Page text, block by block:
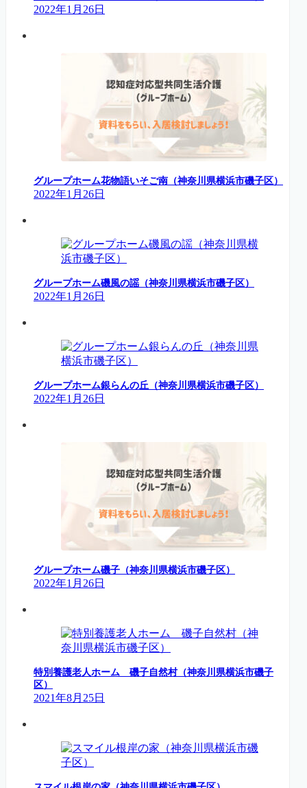
2022年1月26日
グループホーム花物語いそご南（神奈川県横浜市磯子区）
2022年1月26日
グループホーム磯風の謡（神奈川県横浜市磯子区）
2022年1月26日
グループホーム銀らんの丘（神奈川県横浜市磯子区）
2022年1月26日
グループホーム磯子（神奈川県横浜市磯子区）
2022年1月26日
特別養護老人ホーム 磯子自然村（神奈川県横浜市磯子
区）
2021年8月25日